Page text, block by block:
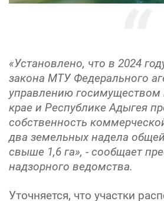
«Установлено, что в 2024
закона МТУ Федерального
управлению госимуществом
крае и Республике Адыгея
собственность
два земельных надела
свыше 1,6 га», - сообщает
надзорного ведомства.
Уточняется, что участки